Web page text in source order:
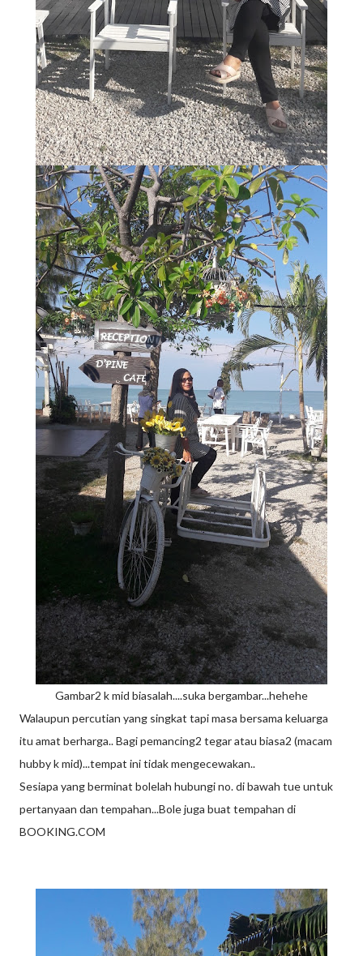
Gambar2 k mid biasalah....suka bergambar...hehehe
Walaupun percutian yang singkat tapi masa bersama keluarga
itu amat berharga.. Bagi pemancing2 tegar atau biasa2 (macam
hubby k mid)...tempat ini tidak mengecewakan..
Sesiapa yang berminat bolelah hubungi no. di bawah tue untuk
pertanyaan dan tempahan...Bole juga buat tempahan di
BOOKING.COM